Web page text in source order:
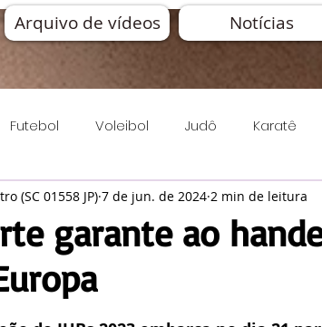
Arquivo de vídeos Notícias
Futebol Voleibol Judô Karatê
CED-SC Tênis de Campo
Basquete
garante ao
(SC 01558 JP) 7 de jun. de 2024 2 min de leitura